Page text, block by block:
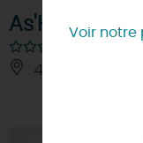
As'Hôtel
45410 -
Voir notre